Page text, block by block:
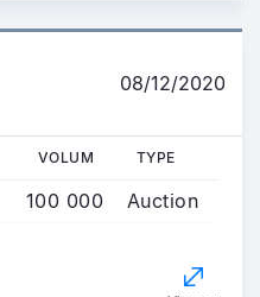
08/12/2020
VOLUM TYPE
100 000 Auction